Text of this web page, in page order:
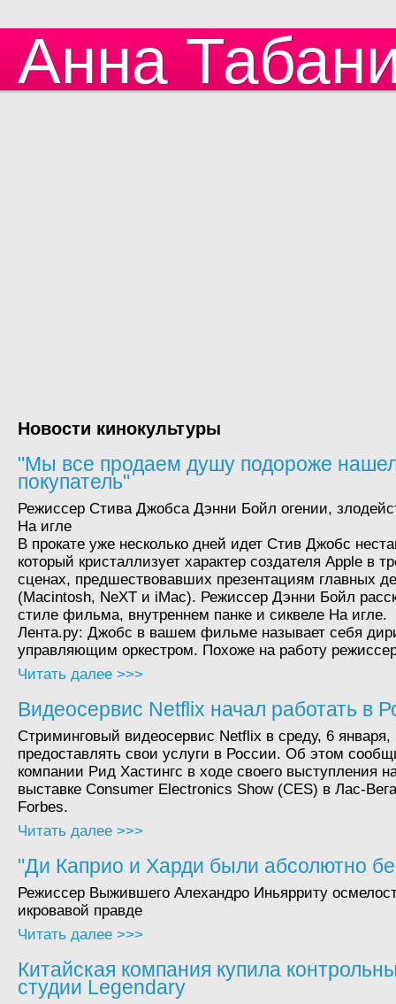
Анна
Новости кинокультуры
"Мы все продаем душу подороже
покупатель"
Режиссер Стива Джобса Дэнни Бойл огении,
На игле
В прокате уже несколько дней идет Стив Джобс
который кристаллизует характер создателя Apple в
сценах, предшествовавших презентациям главных
(Macintosh, NeXT и iMac). Режиссер Дэнни Бойл
стиле фильма, внутреннем панке и сиквеле На игле.
Лента.ру: Джобс в вашем фильме называет себя
управляющим оркестром. Похоже на работу
Читать далее >>>
Видеосервис Netflix начал работать в
Стриминговый видеосервис Netflix в среду, 6 января,
предоставлять свои услуги в России. Об этом
компании Рид Хастингс в ходе своего выступления
выставке Consumer Electronics Show (CES) в Лас-
Forbes.
Читать далее >>>
"Ди Каприо и Харди были абсолютно
Режиссер Выжившего Алехандро Иньярриту
икровавой правде
Читать далее >>>
Китайская компания купила
студии Legendary